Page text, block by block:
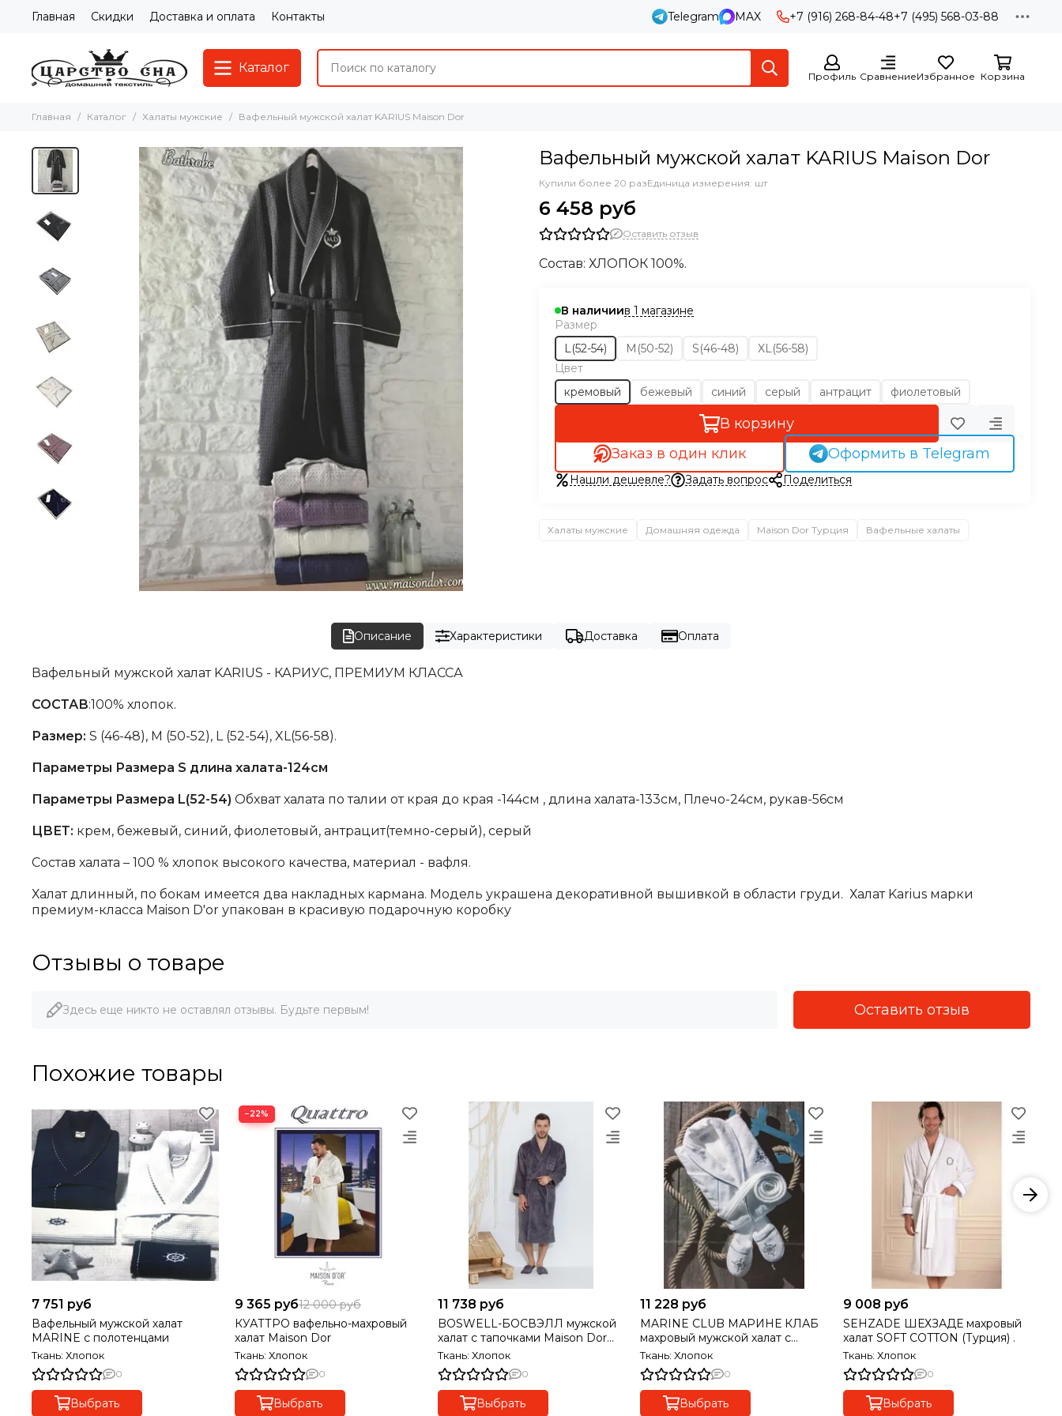
Главная Скидки Доставка и оплата Контакты Telegram MAX +7 (916) 268-84-48+7 (495) 568-03-88
Каталог
Профиль СравнениеИзбранное Корзина
Главная Каталог Халаты мужские Вафельный мужской халат KARIUS Maison Dor
Вафельный мужской халат KARIUS Maison Dor
Купили более 20 разЕдиница измерения: шт
6 458 руб
Оставить отзыв
Состав: ХЛОПОК 100%.
В наличиив 1 магазине
Размер
L(52-54)
M(50-52) S(46-48)
XL(56-58)
Цвет
кремовый
бежевый синий серый антрацит фиолетовый
В корзину
Заказ в один клик
Оформить в Telegram
Нашли дешевле? Задать вопрос Поделиться
Халаты мужские Домашняя одежда Maison Dor Турция Вафельные халаты
Описание Характеристики Доставка Оплата
Вафельный мужской халат KARIUS - КАРИУС, ПРЕМИУМ КЛАССА
СОСТАВ:100% хлопок.
Размер: S (46-48), M (50-52), L (52-54), XL(56-58).
Параметры Размера S длина халата-124см
Параметры Размера L(52-54) Обхват халата по талии от края до края -144см , длина халата-133см, Плечо-24см, рукав-56см
ЦВЕТ: крем, бежевый, синий, фиолетовый, антрацит(темно-серый), серый
Состав халата – 100 % хлопок высокого качества, материал - вафля.
Халат длинный, по бокам имеется два накладных кармана. Модель украшена декоративной вышивкой в области груди. Халат Karius марки
премиум-класса Maison D'or упакован в красивую подарочную коробку
Отзывы о товаре
Здесь еще никто не оставлял отзывы. Будьте первым! Оставить отзыв
Похожие товары
7 751 руб
Вафельный мужской халат
MARINE с полотенцами
Ткань: Хлопок
0
Выбрать
−22%
9 365 руб12 000 руб
КУАТТРО вафельно-махровый
халат Maison Dor
Ткань: Хлопок
0
Выбрать
11 738 руб
BOSWELL-БОСВЭЛЛ мужской
халат с тапочками Maison Dor
Турция
Ткань: Хлопок
0
Выбрать
11 228 руб
MARINE CLUB МАРИНЕ КЛАБ
махровый мужской халат с
тапочками Maison Dor Турция
Ткань: Хлопок
0
Выбрать
9 008 руб
SEHZADE ШЕХЗАДЕ махровый
халат SOFT COTTON (Турция) .
Ткань: Хлопок
0
Выбрать